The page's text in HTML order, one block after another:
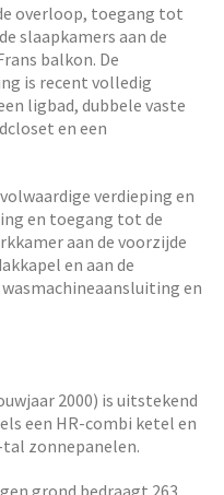
overloop, toegang tot
slaapkamers aan de
balkon. De
is recent volledig
ligbad, dubbele vaste
en een
verdieping en
en toegang tot de
aan de voorzijde
en aan de
en
2000) is uitstekend
een HR-combi ketel en
zonnepanelen.
grond bedraagt 263